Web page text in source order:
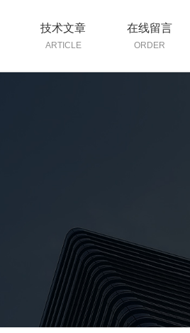
技术文章
ARTICLE
在线留言
ORDER